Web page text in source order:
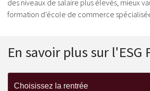
des niveaux de salaire plus élevés, mieux
formation d’école de commerce
En savoir plus sur l'ESG